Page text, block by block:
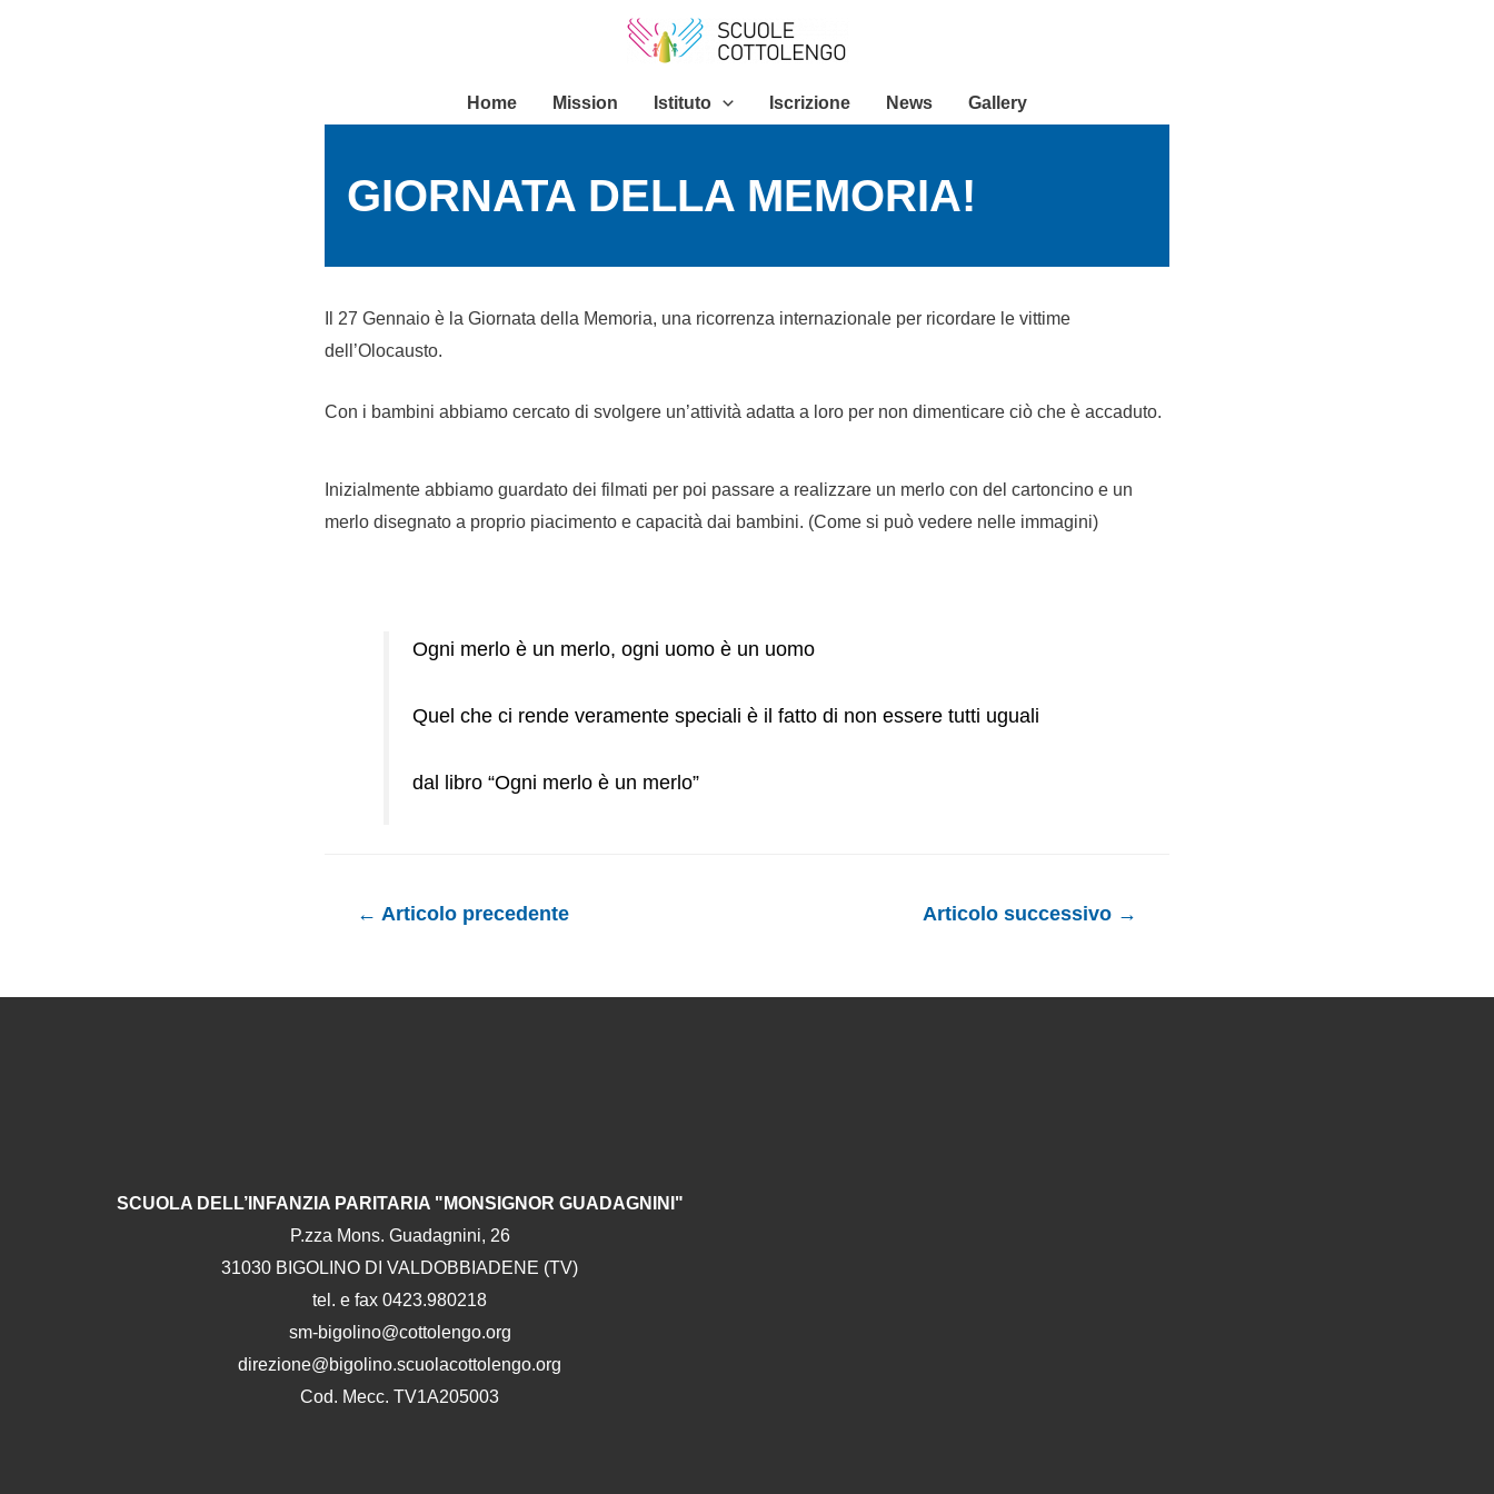
Home
Mission Istituto Iscrizione News Gallery
GIORNATA DELLA MEMORIA!
Il 27 Gennaio è la Giornata della Memoria, una ricorrenza internazionale per ricordare le vittime
dell’Olocausto.
Con i bambini abbiamo cercato di svolgere un’attività adatta a loro per non dimenticare ciò che è accaduto.
Inizialmente abbiamo guardato dei filmati per poi passare a realizzare un merlo con del cartoncino e un
merlo disegnato a proprio piacimento e capacità dai bambini. (Come si può vedere nelle immagini)
Ogni merlo è un merlo, ogni uomo è un uomo
Quel che ci rende veramente speciali è il fatto di non essere tutti uguali
dal libro “Ogni merlo è un merlo”
Navigazione
← Articolo precedente Articolo successivo →
SCUOLA DELL’INFANZIA PARITARIA "MONSIGNOR GUADAGNINI"
P.zza Mons. Guadagnini, 26
31030 BIGOLINO DI VALDOBBIADENE (TV)
tel. e fax 0423.980218
sm-bigolino@cottolengo.org
direzione@bigolino.scuolacottolengo.org
Cod. Mecc. TV1A205003